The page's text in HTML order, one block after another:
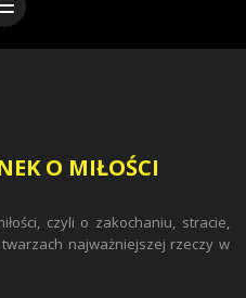
O MIŁOŚCI
czyli o zakochaniu, stracie,
najważniejszej rzeczy w